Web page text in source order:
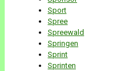
Sport
Spree
Spreewald
Springen
Sprint
Sprinten